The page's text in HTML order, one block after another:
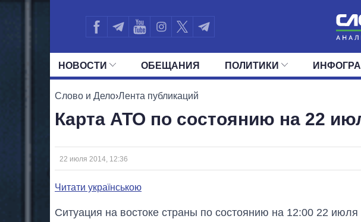
НОВОСТИ
ПОЛИТИКА
ОБЕЩАНИЯ ПОЛИТИКИ
ВСЕ ПОЛИТИКИ
ДЕПУТАТЫ
Слово и Дело›Лента публикаций
Карта АТО по состоянию на 22
22 июля 2014, 12:36
Читати українською
Ситуация на востоке страны по состоянию на 12:00 22